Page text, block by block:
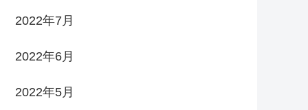
2022年7月
2022年6月
2022年5月